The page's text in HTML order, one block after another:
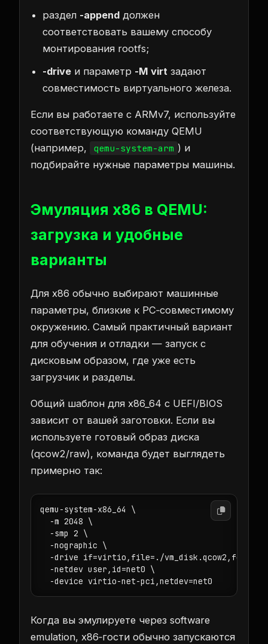
раздел -append должен
соответствовать вашему способу
монтирования rootfs;
-drive и параметр -M virt задают
совместимость виртуального железа.
Если вы работаете с ARMv7, используйте
соответствующую команду QEMU
(например,
qemu-system-arm ) и
подбирайте нужные параметры машины.
Эмуляция x86 в QEMU:
загрузка и удобные
варианты
Для x86 обычно выбирают машинные
параметры, близкие к PC‑совместимому
окружению. Самый практичный вариант
для обучения и отладки — запуск с
дисковым образом, где уже есть
загрузчик и разделы.
Общий шаблон для x86_64 с UEFI/BIOS
зависит от вашей заготовки. Если вы
используете готовый образ диска
(qcow2/raw), команда будет выглядеть
примерно так:
qemu-system-x86_64 \
  -m 2048 \
  -smp 2 \
  -nographic \
-drive if=virtio,file=./
  -netdev user,id=net0 \
  -device virtio-net-pci,netdev=net0
Когда вы эмулируете через software
emulation, x86‑гости обычно запускаются